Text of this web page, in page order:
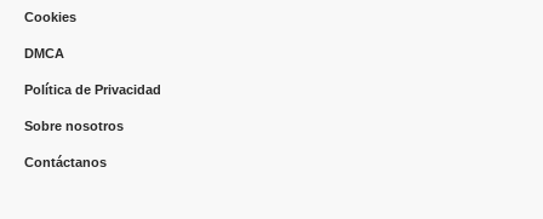
Cookies
DMCA
Política de Privacidad
Sobre nosotros
Contáctanos